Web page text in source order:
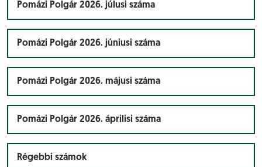
Pomázi Polgár 2026. júlusi száma
Pomázi Polgár 2026. júniusi száma
Pomázi Polgár 2026. májusi száma
Pomázi Polgár 2026. áprilisi száma
Régebbi számok